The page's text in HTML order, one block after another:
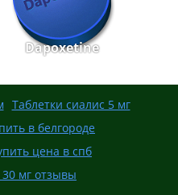
Dapoxetine
Таблетки сиалис 5 мг
в белгороде
цена в спб
мг отзывы